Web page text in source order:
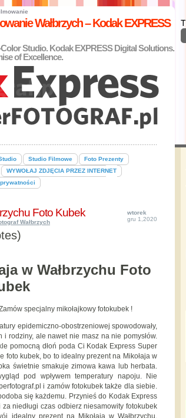
Wałbrzych – Kodak EXPRESS
Studio. Kodak EXPRESS Digital Solutions.
of Excellence.
Studio Filmowe
Foto Prezenty
WYWOŁAJ ZDJĘCIA PRZEZ INTERNET
Foto Kubek
Wałbrzych
wtorek
gru 1,2020
w Wałbrzychu Foto
specjalny mikołajkowy fotokubek !
epidemiczno-obostrzeniowej spowodowały,
rodziny, ale nawet nie masz na nie pomysłów.
pomocną dłoń poda Ci Kodak Express Super
foto kubek, bo to idealny prezent na Mikołaja w
świetnie smakuje zimowa kawa lub herbata.
pod wpływem temperatury napoju. Nie
i zamów fotokubek także dla siebie.
się każdemu. Przynieś do Kodak Express
niedługi czas odbierz niesamowity fotokubek
idealny prezent na Mikołaja w Wałbrzychu.